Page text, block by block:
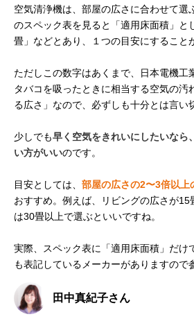
空気清浄機は、部屋の広さに合わせて選
のスペック表を見ると「適用床面積」と
畳」などとあり、１つの目安にすること
ただしこの数字はあくまで、日本電機工
タバコを吸ったときに相当する空気の汚
る広さ」なので、必ずしも十分とは言い
少しでも早く空気をきれいにしたいなら
い方がいいのです。
目安としては、 部屋の広さの2〜3倍以上
おすすめ。例えば、リビングの広さが
は30畳以上で選ぶといいですね。
実際、スペック表に「適用床面積」だけ
も表記しているメーカーがありますので
田中真紀子さん